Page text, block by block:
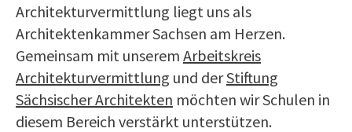
Architekturvermittlung liegt uns als
Architektenkammer Sachsen am Herzen.
Gemeinsam mit unserem Arbeitskreis
Architekturvermittlung und derStiftung
Sächsischer Architekten möchten wir Schulen in
diesem Bereich verstärkt unterstützen.